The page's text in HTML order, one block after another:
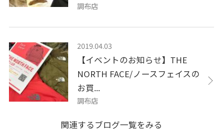
調布店
2019.04.03
【イベントのお知らせ】THE
NORTH FACE/ノースフェイスの
お買...
調布店
関連するブログ一覧をみる